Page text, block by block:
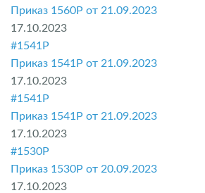
Приказ 1560P от 21.09.2023
17.10.2023
#1541P
Приказ 1541P от 21.09.2023
17.10.2023
#1541Р
Приказ 1541Р от 21.09.2023
17.10.2023
#1530P
Приказ 1530P от 20.09.2023
17.10.2023